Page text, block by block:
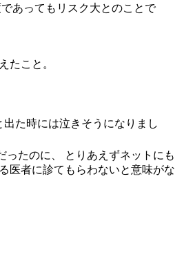
あってもリスク大とのことで
たこと。
た時には泣きそうになりまし
たのに、 とりあえずネットにも
医者に診てもらわないと意味がな